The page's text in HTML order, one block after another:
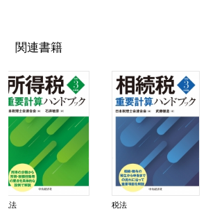
関連書籍
税法 税法